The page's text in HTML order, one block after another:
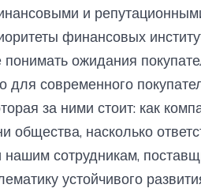
и
финансовых
ожидания
современного
за ними стоит: как
общества, насколько
сотрудникам,
устойчивого